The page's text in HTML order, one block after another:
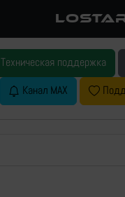
Техническая поддержка
Канал MAX